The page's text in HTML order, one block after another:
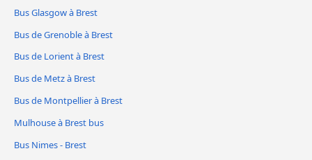
Bus Glasgow à Brest
Bus de Grenoble à Brest
Bus de Lorient à Brest
Bus de Metz à Brest
Bus de Montpellier à Brest
Mulhouse à Brest bus
Bus Nimes - Brest